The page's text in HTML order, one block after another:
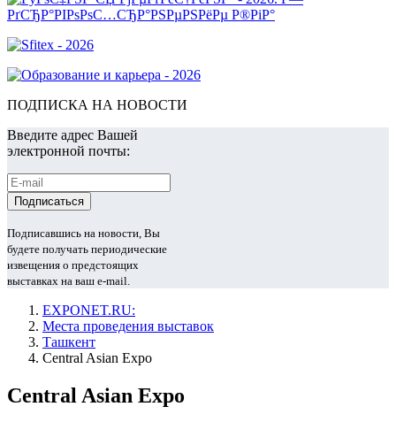
ПОДПИСКА НА НОВОСТИ
Введите адрес Вашей
электронной почты:
Подписавшись на новости, Вы
будете получать периодические
извещения о предстоящих
выставках на ваш e-mail.
EXPONET.RU:
Места проведения выставок
Ташкент
Central Asian Expo
Central Asian Expo